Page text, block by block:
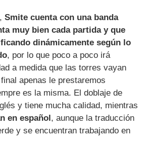
Smite cuenta con una banda
muy bien cada partida y que
dinámicamente según lo
, por lo que poco a poco irá
a medida que las torres vayan
apenas le prestaremos
es la misma. El doblaje de
y tiene mucha calidad, mientras
en español, aunque la traducción
y se encuentran trabajando en